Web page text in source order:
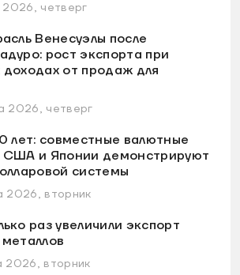
2026, четверг
Венесуэлы после
рост экспорта при
от продаж для
2026, четверг
лет: совместные валютные
США и Японии демонстрируют
системы
2026, вторник
раз увеличили экспорт
2026, вторник